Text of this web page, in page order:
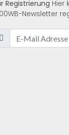
Registrierung Hier
Newsletter